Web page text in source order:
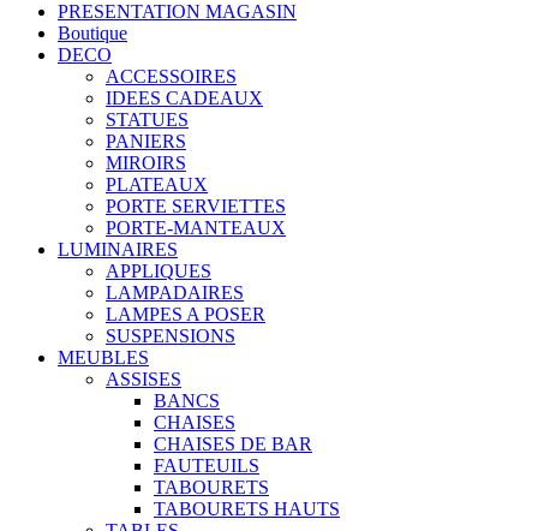
PRESENTATION MAGASIN
Boutique
DECO
ACCESSOIRES
IDEES CADEAUX
STATUES
PANIERS
MIROIRS
PLATEAUX
PORTE SERVIETTES
PORTE-MANTEAUX
LUMINAIRES
APPLIQUES
LAMPADAIRES
LAMPES A POSER
SUSPENSIONS
MEUBLES
ASSISES
BANCS
CHAISES
CHAISES DE BAR
FAUTEUILS
TABOURETS
TABOURETS HAUTS